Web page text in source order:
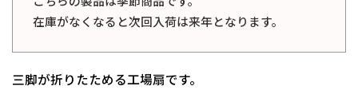
在庫がなくなると次回入荷は来年となります。
三脚が折りたためる工場扇です。